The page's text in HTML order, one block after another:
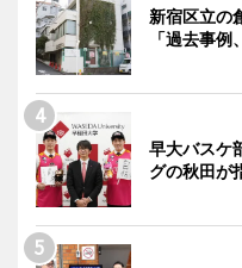
新宿区立の
「過去事例
早大バスケ
グの秋田が